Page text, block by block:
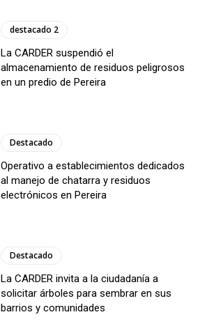
destacado 2
La CARDER suspendió el
almacenamiento de residuos peligrosos
en un predio de Pereira
Destacado
Operativo a establecimientos dedicados
al manejo de chatarra y residuos
electrónicos en Pereira
Destacado
La CARDER invita a la ciudadanía a
solicitar árboles para sembrar en sus
barrios y comunidades